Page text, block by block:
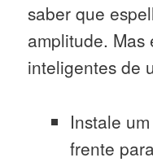
saber que
amplitude. Mas
inteligentes de
Instale
frente